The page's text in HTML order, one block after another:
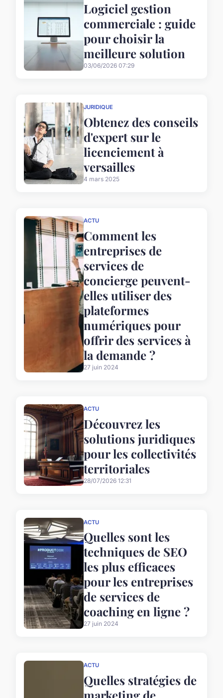
Logiciel gestion
commerciale : guide
pour choisir la
meilleure solution
03/06/2026 07:29
JURIDIQUE
Obtenez des conseils
d'expert sur le
licenciement à
versailles
4 mars 2025
ACTU
Comment les
entreprises de
services de
concierge peuvent-
elles utiliser des
plateformes
numériques pour
offrir des services à
la demande ?
27 juin 2024
ACTU
Découvrez les
solutions juridiques
pour les collectivités
territoriales
28/07/2026 12:31
ACTU
Quelles sont les
techniques de SEO
les plus efficaces
pour les entreprises
de services de
coaching en ligne ?
27 juin 2024
ACTU
Quelles stratégies de